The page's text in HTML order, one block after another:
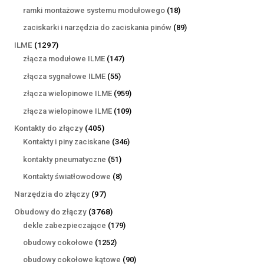
produktów
ramki montażowe systemu modułowego 1818
produktów
zaciskarki i narzędzia do zaciskania pinów 8989
ILME 12971297
produktów
złącza modułowe ILME 147147
złącza sygnałowe ILME 5555
produktów
złącza wielopinowe ILME 959959
produktów
złącza wielopinowe ILME 109109
Kontakty do złączy 405405
produktów
Kontakty i piny zaciskane 346346
kontakty pneumatyczne 5151
produktów
Kontakty światłowodowe 88
Narzędzia do złączy 9797
produktów
Obudowy do złączy 37683768
produktów
dekle zabezpieczające 179179
obudowy cokołowe 12521252
produkty
obudowy cokołowe kątowe 9090